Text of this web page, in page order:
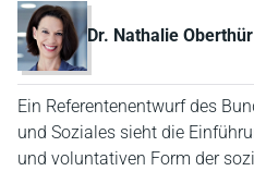
Dr. Nathalie Oberthür
Ein Referentenentwurf des
und Soziales sieht die
und voluntativen Form der